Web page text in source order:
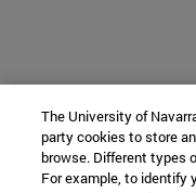
The University of
party cookies to store
browse. Different types
For example, to identify